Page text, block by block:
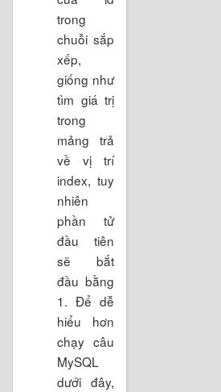
trong
chuỗi sắp
xếp,
giống như
tìm giá trị
trong
mảng trả
về vị trí
index, tuy
nhiên
phần tử
đầu tiên
sẽ bắt
đầu bằng
1. Để dễ
hiểu hơn
chạy câu
MySQL
dưới đây,